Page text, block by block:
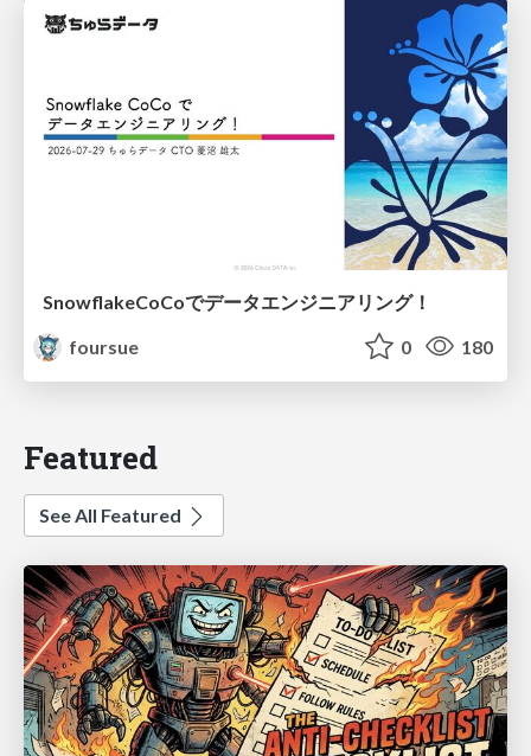
SnowflakeCoCoでデータエンジニアリング！
foursue
0 180
Featured
See All Featured